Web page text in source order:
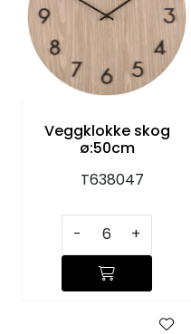
Veggklokke skog
ø:50cm
T638047
- +
TEKSTIL
KJØKKEN
GAVESETT
ACCESSORIES